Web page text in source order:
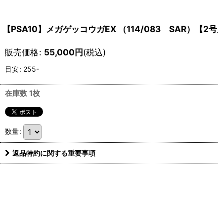
【PSA10】メガゲッコウガEX （114/083 SAR）【2号
販売価格: 55,000円(税込)
目安: 255-
在庫数 1枚
数量:
返品特約に関する重要事項